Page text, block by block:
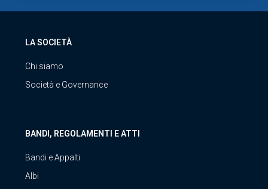
LA SOCIETÀ
Chi siamo
Società e Governance
BANDI, REGOLAMENTI E ATTI
Bandi e Appalti
Albi